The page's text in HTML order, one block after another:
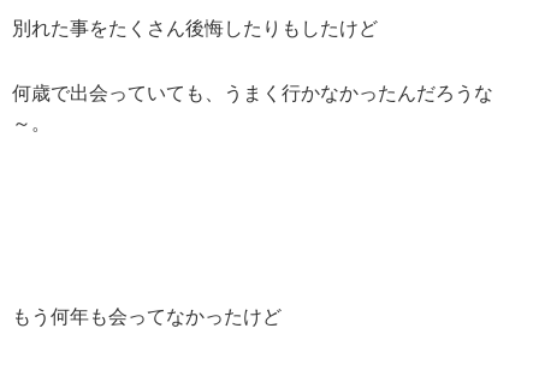
別れた事をたくさん後悔したりもしたけど
何歳で出会っていても、うまく行かなかったんだろうな
～。
もう何年も会ってなかったけど